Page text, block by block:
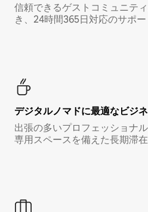
信頼できるゲストコミュニテ
き、24時間365日対応のサポー
デジタルノマド⁠に最⁠適⁠なビ⁠ジ⁠
出張の多いプロフェッショナ
専用スペースを備えた長期滞